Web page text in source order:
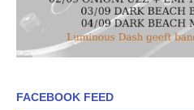
FACEBOOK FEED